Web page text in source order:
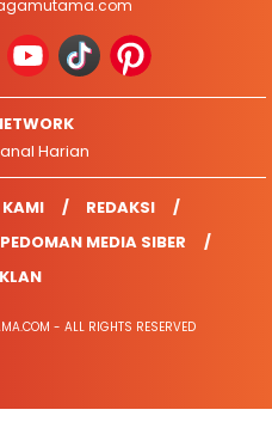
Harian
REDAKSI
PEDOMAN MEDIA SIBER
- ALL RIGHTS RESERVED